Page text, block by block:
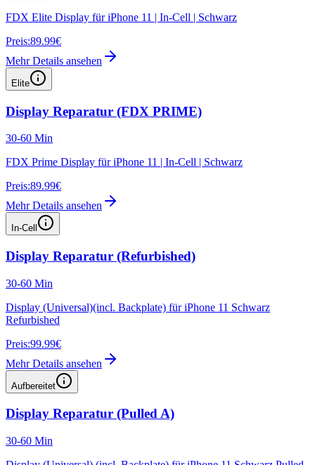
FDX Elite Display für iPhone 11 | In-Cell | Schwarz
Preis:89.99€
Mehr Details ansehen
Elite
Display Reparatur (FDX PRIME)
30-60 Min
FDX Prime Display für iPhone 11 | In-Cell | Schwarz
Preis:89.99€
Mehr Details ansehen
In-Cell
Display Reparatur (Refurbished)
30-60 Min
Display (Universal)(incl. Backplate) für iPhone 11 Schwarz
Refurbished
Preis:99.99€
Mehr Details ansehen
Aufbereitet
Display Reparatur (Pulled A)
30-60 Min